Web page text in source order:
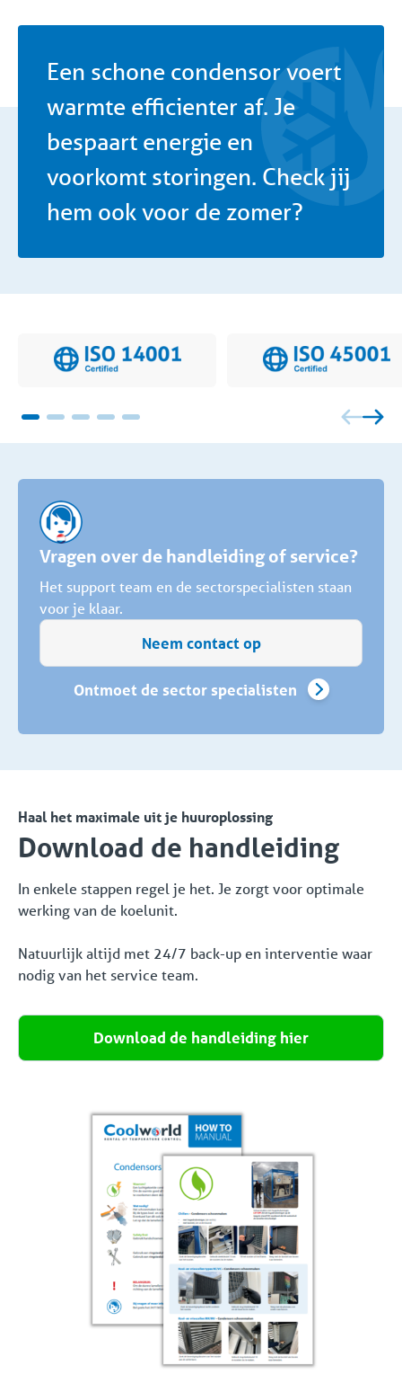
Een schone condensor voert
warmte efficienter af. Je
bespaart energie en
voorkomt storingen. Check jij
hem ook voor de zomer?
Vragen over de handleiding of service?
Het support team en de sectorspecialisten staan
voor je klaar.
Neem contact op
Ontmoet de sector specialisten
Haal het maximale uit je huuroplossing
Download de handleiding
In enkele stappen regel je het. Je zorgt voor optimale
werking van de koelunit.
Natuurlijk altijd met 24/7 back-up en interventie waar
nodig van het service team.
Download de handleiding hier